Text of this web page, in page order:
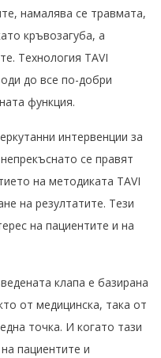
намалява се травмата,
кръвозагуба, а
Технология TAVI
до все по-добри
функция.
интервенции за
се правят
на методиката TAVI
на резултатите. Тези
на пациентите и на
клапа е базирана
от медицинска, така от
точка. И когато тази
пациентите и